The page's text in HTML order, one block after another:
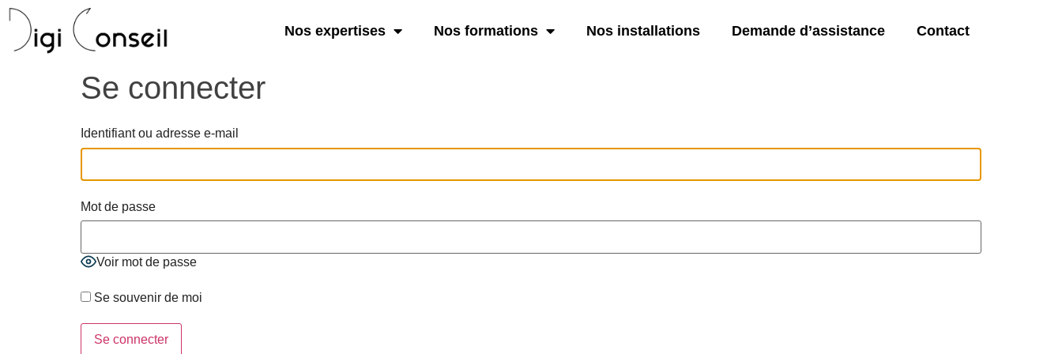
Nos expertises Nos formations Nos installations Demande d’assistance Contact
Se connecter
Identifiant ou adresse e-mail
Mot de passe
Voir mot de passe
Se souvenir de moi